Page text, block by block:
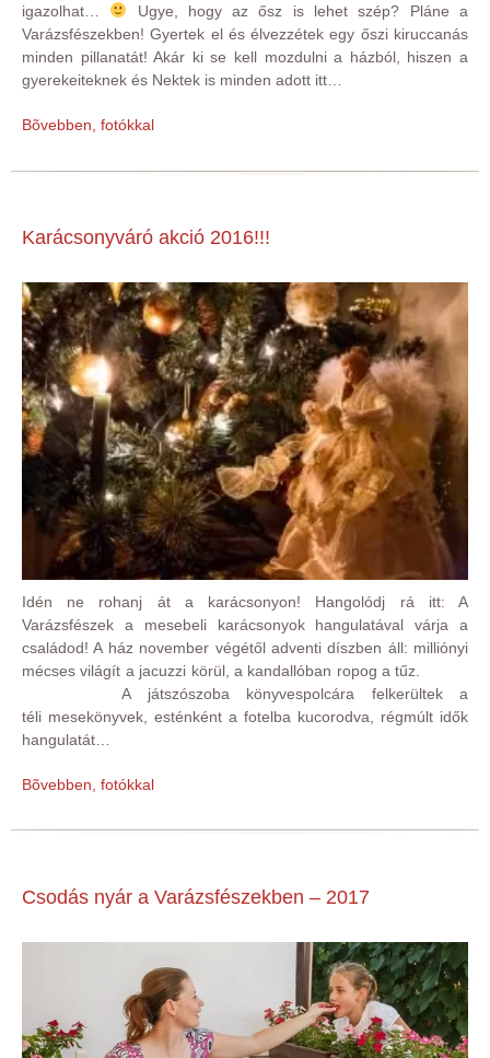
igazolhat…
Ugye, hogy az ősz is lehet szép? Pláne a
Varázsfészekben! Gyertek el és élvezzétek egy őszi kiruccanás
minden pillanatát! Akár ki se kell mozdulni a házból, hiszen a
gyerekeiteknek és Nektek is minden adott itt…
Bõvebben, fotókkal
Karácsonyváró akció 2016!!!
Idén ne rohanj át a karácsonyon! Hangolódj rá itt: A
Varázsfészek a mesebeli karácsonyok hangulatával várja a
családod! A ház november végétől adventi díszben áll: milliónyi
mécses világít a jacuzzi körül, a kandallóban ropog a tűz.
A játszószoba könyvespolcára felkerültek a
téli mesekönyvek, esténként a fotelba kucorodva, régmúlt idők
hangulatát…
Bõvebben, fotókkal
Csodás nyár a Varázsfészekben – 2017